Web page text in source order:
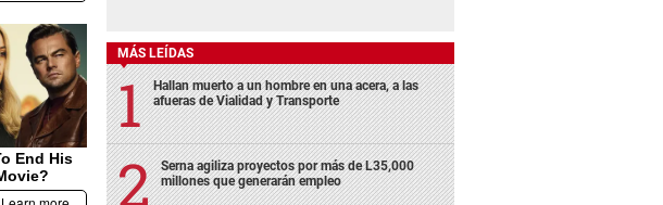
MÁS LEÍDAS
Hallan muerto a un hombre en una acera, a las
afueras de Vialidad y Transporte
Serna agiliza proyectos por más de L35,000
millones que generarán empleo